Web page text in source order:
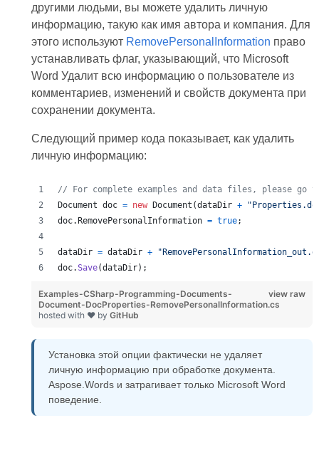
другими людьми, вы можете удалить личную
информацию, такую как имя автора и компания. Для
этого используют RemovePersonalInformation право
устанавливать флаг, указывающий, что Microsoft
Word Удалит всю информацию о пользователе из
комментариев, изменений и свойств документа при
сохранении документа.
Следующий пример кода показывает, как удалить
личную информацию:
// For complete examples and data files, please go
Document doc = new Document (dataDir +
doc.RemovePersonalInformation = true;
dataDir = dataDir +
doc.Save(dataDir) ;
view raw
Examples-CSharp-Programming-Documents-
Document-DocProperties-RemovePersonalInformation.cs
hosted with ❤ by GitHub
Установка этой опции фактически не удаляет
личную информацию при обработке документа.
Aspose.Words и затрагивает только Microsoft Word
поведение.